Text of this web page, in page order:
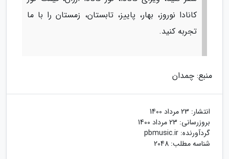
کانادا نوروز، بهار، پاییز، تابستان، زمستان را با ما
تجربه کنید.
منبع: چمدان
انتشار: 23 مرداد 1400
بروزرسانی: 23 مرداد 1400
گردآورنده: pbmusic.ir
شناسه مطلب: 2048